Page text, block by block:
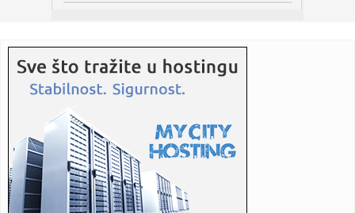
20:40: Utorak u Novom Sadu: Šta vas očekuje?
20:38:
nego ...
20:33:Siti razbija kasu za novog superstara – zimus bio na
"Marakani"
20:33:Vučić sutra nastavlja obilazak jugozapada Srbije: Najavio
poset...